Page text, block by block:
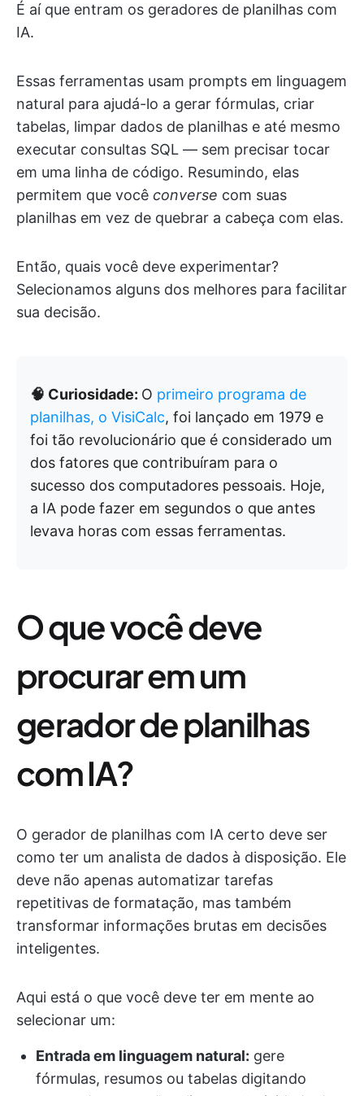
É aí que entram os geradores de planilhas com
IA.
Essas ferramentas usam prompts em linguagem
natural para ajudá-lo a gerar fórmulas, criar
tabelas, limpar dados de planilhas e até mesmo
executar consultas SQL — sem precisar tocar
em uma linha de código. Resumindo, elas
permitem que você converse com suas
planilhas em vez de quebrar a cabeça com elas.
Então, quais você deve experimentar?
Selecionamos alguns dos melhores para facilitar
sua decisão.
🧠 Curiosidade: O primeiro programa de
planilhas, o VisiCalc, foi lançado em 1979 e
foi tão revolucionário que é considerado um
dos fatores que contribuíram para o
sucesso dos computadores pessoais. Hoje,
a IA pode fazer em segundos o que antes
levava horas com essas ferramentas.
O que você deve
procurar em um
gerador de planilhas
com IA?
O gerador de planilhas com IA certo deve ser
como ter um analista de dados à disposição. Ele
deve não apenas automatizar tarefas
repetitivas de formatação, mas também
transformar informações brutas em decisões
inteligentes.
Aqui está o que você deve ter em mente ao
selecionar um:
Entrada em linguagem natural: gere
fórmulas, resumos ou tabelas digitando